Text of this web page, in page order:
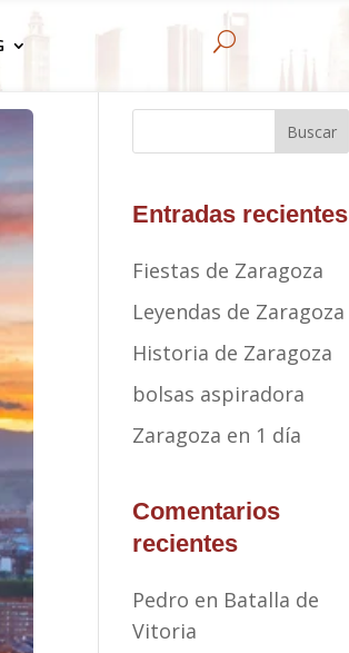
U
Buscar
Entradas recientes
Fiestas de Zaragoza
Leyendas de Zaragoza
Historia de Zaragoza
bolsas aspiradora
Zaragoza en 1 día
Comentarios
recientes
Pedro en Batalla de
Vitoria